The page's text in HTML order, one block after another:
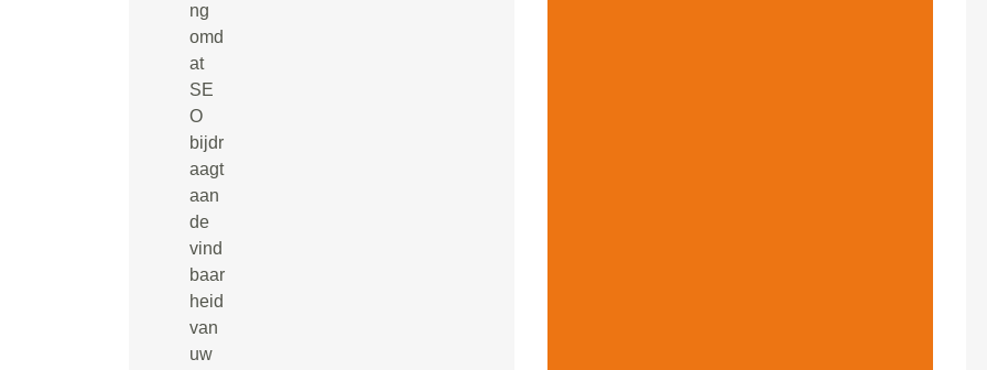
ng
omd
at
SE
O
bijdr
aagt
aan
de
vind
baar
heid
van
uw